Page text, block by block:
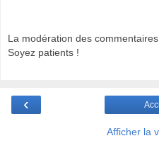
La modération des commentaires
Soyez patients !
‹
Afficher la